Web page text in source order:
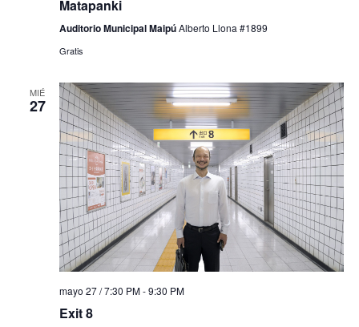
Matapanki
Auditorio Municipal MaipúAlberto Llona #1899
Gratis
MIÉ
27
mayo 27 / 7:30 PM-9:30 PM
Exit 8